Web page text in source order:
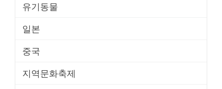
유기동물
일본
중국
지역문화축제